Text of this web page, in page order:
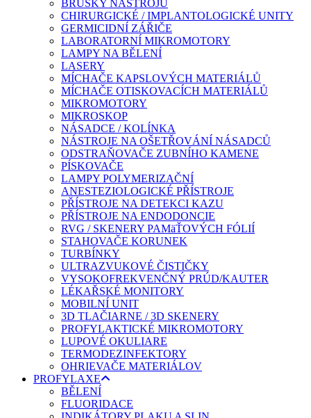
BRUSKY NÁSTROJŮ
CHIRURGICKÉ / IMPLANTOLOGICKÉ UNITY
GERMICIDNÍ ZÁŘIČE
LABORATORNÍ MIKROMOTORY
LAMPY NA BĚLENÍ
LASERY
MÍCHAČE KAPSLOVÝCH MATERIÁLŮ
MÍCHAČE OTISKOVACÍCH MATERIÁLŮ
MIKROMOTORY
MIKROSKOP
NÁSADCE / KOLÍNKA
NÁSTROJE NA OŠETŘOVÁNÍ NÁSADCŮ
ODSTRAŇOVAČE ZUBNÍHO KAMENE
PÍSKOVAČE
LAMPY POLYMERIZAČNÍ
ANESTEZIOLOGICKÉ PŘÍSTROJE
PŘÍSTROJE NA DETEKCI KAZU
PŘÍSTROJE NA ENDODONCIE
RVG / SKENERY PAMäŤOVÝCH FÓLIÍ
STAHOVAČE KORUNEK
TURBÍNKY
ULTRAZVUKOVÉ ČISTIČKY
VYSOKOFREKVENČNÝ PRÚD/KAUTER
LÉKAŘSKÉ MONITORY
MOBILNÍ UNIT
3D TLAČIARNE / 3D SKENERY
PROFYLAKTICKÉ MIKROMOTORY
LUPOVÉ OKULIARE
TERMODEZINFEKTORY
OHRIEVAČE MATERIÁLOV
PROFYLAXE
BĚLENÍ
FLUORIDACE